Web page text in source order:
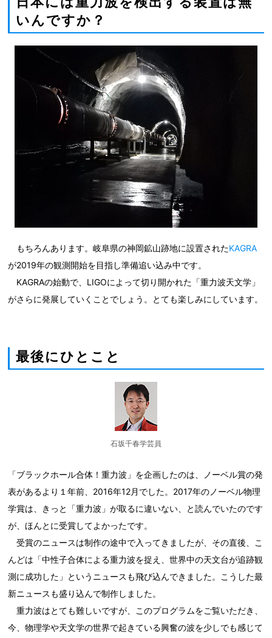
いんですか？
もちろんあります。岐阜県の神岡鉱山跡地に設置されたKAGRA
が2019年の観測開始を目指し準備追い込み中です。
KAGRAの始動で、LIGOによって切り開かれた「重力波天文学」
がさらに発展していくことでしょう。とても楽しみにしています。
最後にひとこと
石坂千春学芸員
「ブラックホール合体！重力波」を企画したのは、ノーベル賞の発
表があるより１年前、2016年12月でした。2017年のノーベル物理
学賞は、きっと「重力波」が取るに違いない、と読んでいたのです
が、ほんとに受賞してよかったです。
受賞のニュースは制作の途中で入ってきましたが、その直後、こ
んどは「中性子合体による重力波を捉え、世界中の天文台が追跡観
測に成功した」というニュースも飛び込んできました。こうした最
新ニュースも盛り込んで制作しました。
重力波はとても難しいですが、このプログラムをご覧いただき、
今、物理学や天文学の世界で起きている興奮の波を少しでも感じて